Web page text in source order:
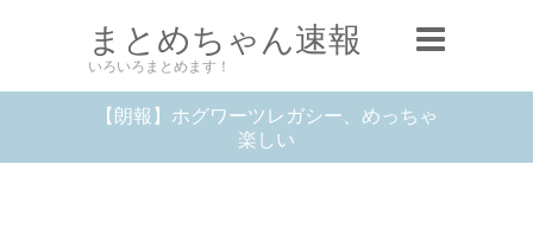
まとめちゃん速報
いろいろまとめます！
【朗報】ホグワーツレガシー、めっちゃ
楽しい